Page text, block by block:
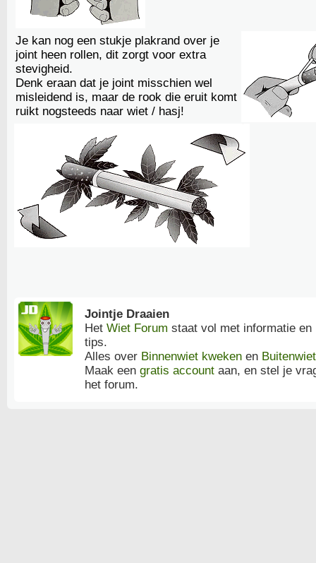
Je kan nog een stukje plakrand over je
joint heen rollen, dit zorgt voor extra
stevigheid.
Denk eraan dat je joint misschien wel
misleidend is, maar de rook die eruit komt
ruikt nogsteeds naar wiet / hasj!
Jointje Draaien
Het Wiet Forum staat vol met informatie en
tips.
Alles over Binnenwiet kweken en
Maak een gratis account aan, en stel je
het forum.